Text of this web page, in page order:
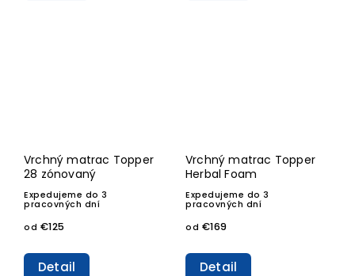
Vrchný matrac Topper
28 zónovaný
Expedujeme do 3
pracovných dní
od €125
Detail
Vrchný matrac Topper
Herbal Foam
Expedujeme do 3
pracovných dní
od €169
Detail